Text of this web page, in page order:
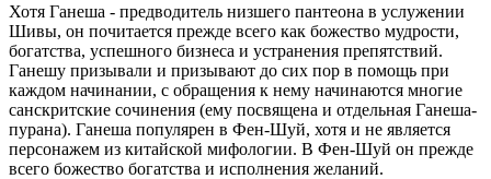
Хотя Ганеша - предводитель низшего пантеона в услужении
Шивы, он почитается прежде всего как божество мудрости,
богатства, успешного бизнеса и устранения препятствий.
Ганешу призывали и призывают до сих пор в помощь при
каждом начинании, с обращения к нему начинаются многие
санскритские сочинения (ему посвящена и отдельная Ганеша-
пурана). Ганеша популярен в Фен-Шуй, хотя и не является
персонажем из китайской мифологии. В Фен-Шуй он прежде
всего божество богатства и исполнения желаний.